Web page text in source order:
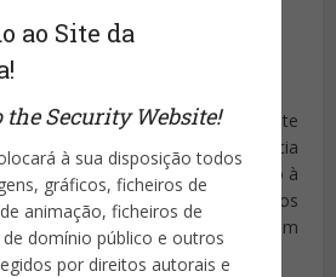
ao Site da
the Security Website!
à sua disposição todos
gráficos, ficheiros de
animação, ficheiros de
domínio público e outros
por direitos autorais e
por
a demissão ao Presidente
A decisão surge na sequência
manhã
pelo Ministério Público à
primeiro-ministro e a ministérios
de exploração de lítio em